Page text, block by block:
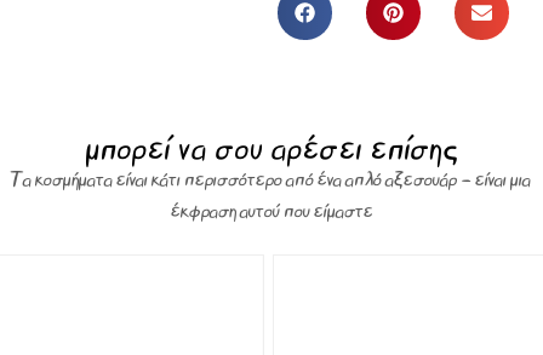
μπορεί να σου αρέσει επίσης
Τα κοσμήματα είναι κάτι περισσότερο από ένα απλό αξεσουάρ – είναι μια
έκφραση αυτού που είμαστε